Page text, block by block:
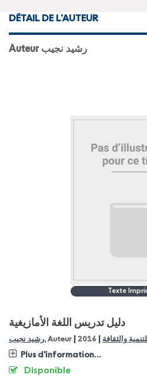
DÉTAIL DE L'AUTEUR
Auteur رشيد نجيب
Texte
دليل تدريس اللغة الأمازيغية
رشيد نجيب, Auteur والثقافة 2016
Plus d'information...
Disponible